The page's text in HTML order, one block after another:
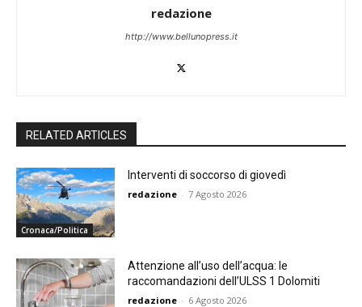
redazione
http://www.bellunopress.it
RELATED ARTICLES
Cronaca/Politica
Interventi di soccorso di giovedì
redazione - 7 Agosto 2026
Attenzione all’uso dell’acqua: le
raccomandazioni dell’ULSS 1 Dolomiti
redazione - 6 Agosto 2026